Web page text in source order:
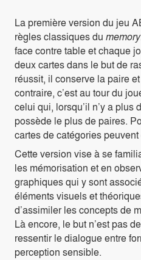
La première version du jeu
règles classiques du memory
face contre table et chaque
deux cartes dans le but de
réussit, il conserve la paire
contraire, c’est au tour du
celui qui, lorsqu’il n’y a plus
possède le plus de paires.
cartes de catégories
Cette version vise à se
les mémorisation et en
graphiques qui y sont
éléments visuels et
d’assimiler les concepts de
Là encore, le but n’est pas
ressentir le dialogue entre
perception sensible.